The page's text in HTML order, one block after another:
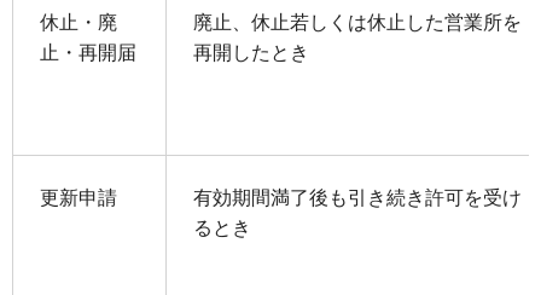
休止・廃
止・再開届
廃止、休止若しくは休止した営業所を
再開したとき
更新申請
有効期間満了後も引き続き許可を受け
るとき